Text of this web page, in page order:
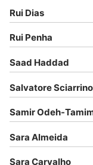
Rui Dias
Rui Penha
Saad Haddad
Salvatore Sciarrino
Samir Odeh-
Sara Almeida
Sara Carvalho